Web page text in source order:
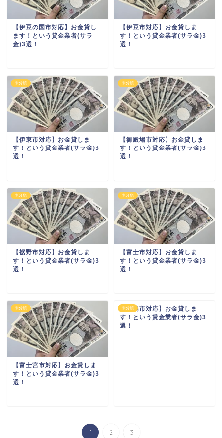
【伊豆の国市対応】お金貸し
ます！という貸金業者(サラ
金)3選！
【伊豆市対応】お金貸しま
す！という貸金業者(サラ金)3
選！
未分類
【伊東市対応】お金貸しま
す！という貸金業者(サラ金)3
選！
未分類
【御殿場市対応】お金貸しま
す！という貸金業者(サラ金)3
選！
未分類
【裾野市対応】お金貸しま
す！という貸金業者(サラ金)3
選！
未分類
【富士市対応】お金貸しま
す！という貸金業者(サラ金)3
選！
未分類
【富士宮市対応】お金貸しま
す！という貸金業者(サラ金)3
選！
未分類
【三島市対応】お金貸しま
す！という貸金業者(サラ金)3
選！
1 2 3